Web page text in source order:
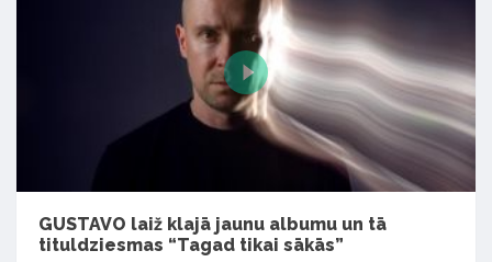
GUSTAVO laiž klajā jaunu albumu un tā
tituldziesmas “Tagad tikai sākās”